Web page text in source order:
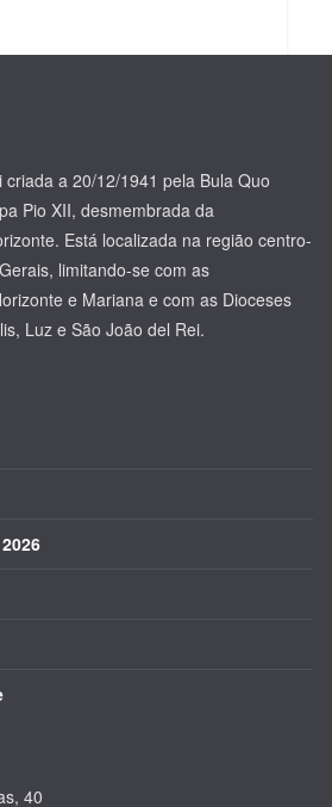
a 20/12/1941 pela Bula Quo
Pio XII, desmembrada da
Está localizada na região centro-
limitando-se com as
e Mariana e com as Dioceses
Luz e São João del Rei.
40